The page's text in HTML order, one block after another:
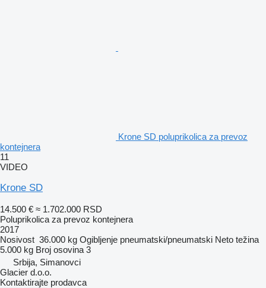
Krone SD poluprikolica za prevoz
kontejnera
11
VIDEO
Krone SD
14.500 € ≈ 1.702.000 RSD
Poluprikolica za prevoz kontejnera
2017
Nosivost 36.000 kg Ogibljenje pneumatski/pneumatski Neto težina
5.000 kg Broj osovina 3
Srbija, Simanovci
Glacier d.o.o.
Kontaktirajte prodavca